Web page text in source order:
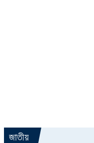
জাতীয়